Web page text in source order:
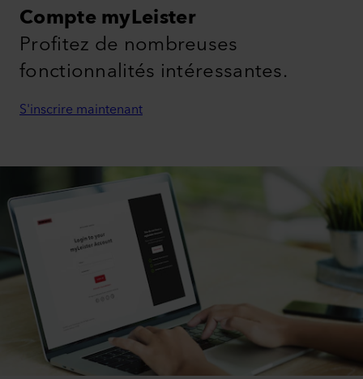
Compte myLeister
Profitez de nombreuses
fonctionnalités intéressantes.
S'inscrire maintenant